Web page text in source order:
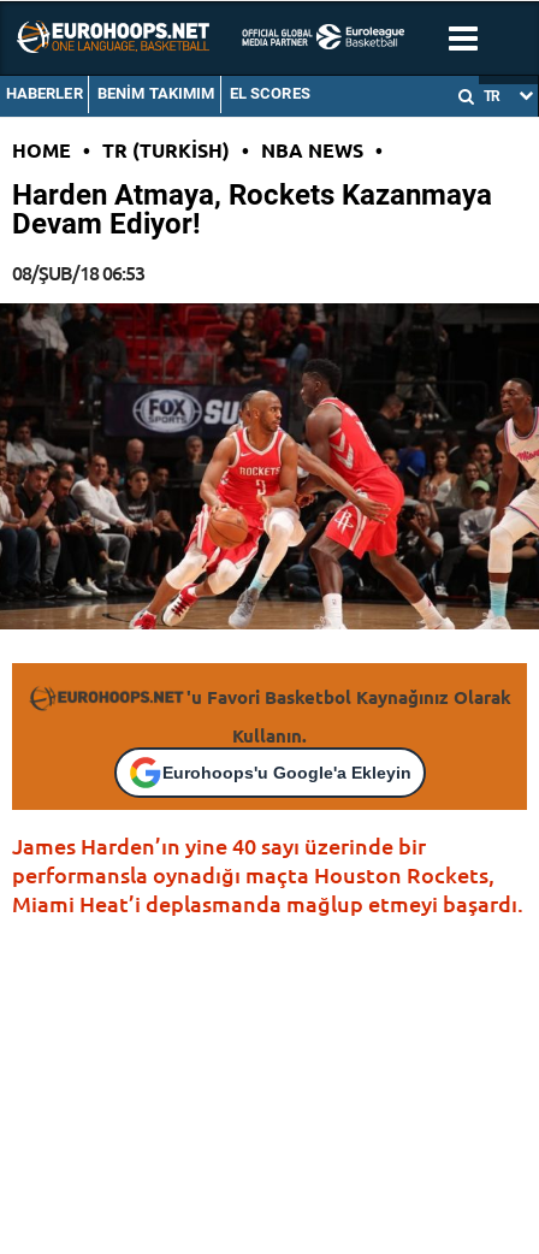
HABERLER BENIM TAKIMIM EL SCORES TR
HOME • TR (TURKISH) • NBA NEWS •
Harden Atmaya, Rockets Kazanmaya
Devam Ediyor!
08/ŞUB/18 06:53
'u Favori Basketbol Kaynağınız Olarak
Kullanın.
Eurohoops'u Google'a Ekleyin
James Harden’ın yine 40 sayı üzerinde bir
performansla oynadığı maçta Houston Rockets,
Miami Heat’i deplasmanda mağlup etmeyi başardı.